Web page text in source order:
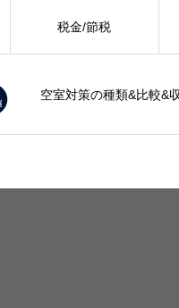
空室対策の種類&比較&
税金/節税